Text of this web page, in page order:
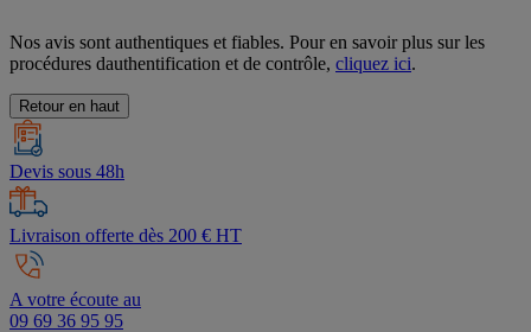
Nos avis sont authentiques et fiables. Pour en savoir plus sur les
procédures dauthentification et de contrôle, cliquez ici.
Retour en haut
Devis sous 48h
Livraison offerte dès 200 € HT
A votre écoute au
09 69 36 95 95